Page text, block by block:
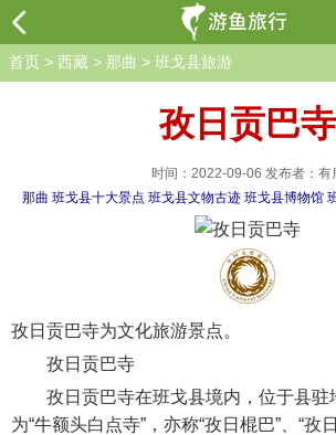
首页 > 西藏 > 那曲 > 班戈县旅游
孜日贡巴寺
时间：2022-09-06 发布者：有
那曲 班戈县十大景点 班戈县文物古迹 班戈县博物馆
孜日贡巴寺为文化旅游景点。
孜日贡巴寺
孜日贡巴寺在班戈县境内，位于县驻
为“牛额头白点寺”，亦称“孜日棍巴”、“孜